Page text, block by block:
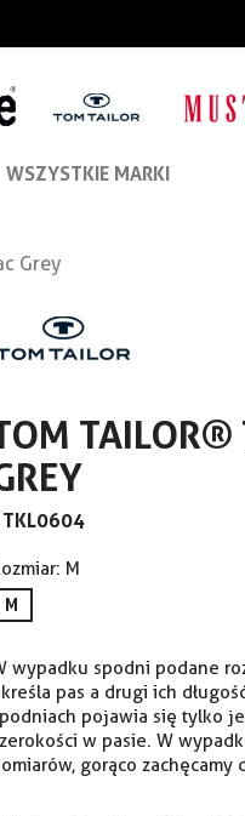
WSZYSTKIE MARKI
Grey
TAILOR®
TKL0604
M
M
wypadku spodni podane
pas a drugi ich
pojawia się tylko
w pasie. W
gorąco zachęcamy